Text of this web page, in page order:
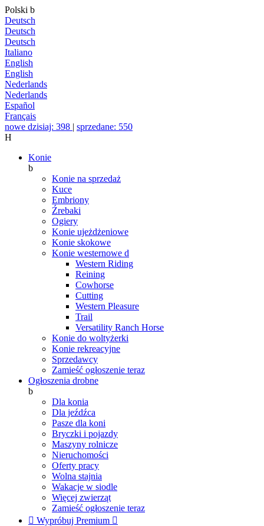
Polski b
Deutsch
Deutsch
Deutsch
Italiano
English
English
Nederlands
Nederlands
Español
Français
nowe dzisiaj: 398 | sprzedane: 550
H
Konie
b
Konie na sprzedaż
Kuce
Embriony
Źrebaki
Ogiery
Konie ujeżdżeniowe
Konie skokowe
Konie westernowe d
Western Riding
Reining
Cowhorse
Cutting
Western Pleasure
Trail
Versatility Ranch Horse
Konie do woltyżerki
Konie rekreacyjne
Sprzedawcy
Zamieść ogłoszenie teraz
Ogłoszenia drobne
b
Dla konia
Dla jeźdźca
Pasze dla koni
Bryczki i pojazdy
Maszyny rolnicze
Nieruchomości
Oferty pracy
Wolna stajnia
Wakacje w siodle
Więcej zwierząt
Zamieść ogłoszenie teraz
 Wypróbuj Premium 